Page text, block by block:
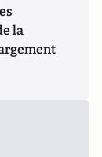
la